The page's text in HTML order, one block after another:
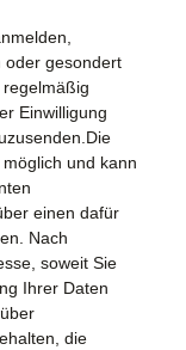
oder gesondert
Einwilligung
und kann
einen dafür
Nach
soweit Sie
Ihrer Daten
die